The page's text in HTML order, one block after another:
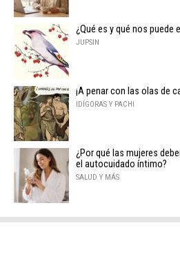
¿Qué es y qué nos puede
JUPSIN
¡A penar con las olas de
IDÍGORAS Y PACHI
¿Por qué las mujeres
el autocuidado íntimo?
SALUD Y MÁS